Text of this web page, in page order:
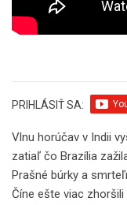
PRIHLÁSIŤ SA:
Vlnu horúčav v Indii
zatiaľ čo Brazília
Prašné búrky a
Číne ešte viac